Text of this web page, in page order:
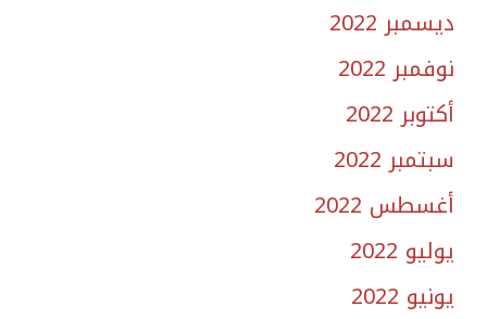
ديسمبر 2022
نوفمبر 2022
أكتوبر 2022
سبتمبر 2022
أغسطس 2022
يوليو 2022
يونيو 2022